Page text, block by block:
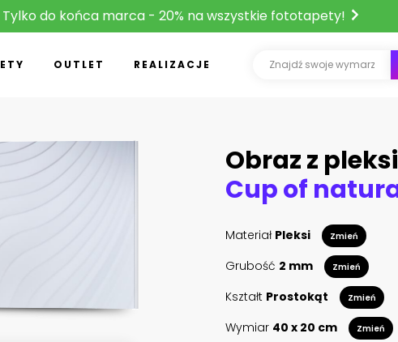
Tylko do końca marca - 20% na wszystkie fototapety!
OUTLET REALIZACJE
Obraz z pleksi
Materiał Pleksi Zmień
Grubość 2 mm Zmień
Kształt Prostokąt Zmień
Wymiar 40 x 20 cm Zmień